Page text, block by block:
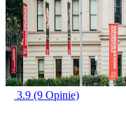
3.9 (9 Opinie)